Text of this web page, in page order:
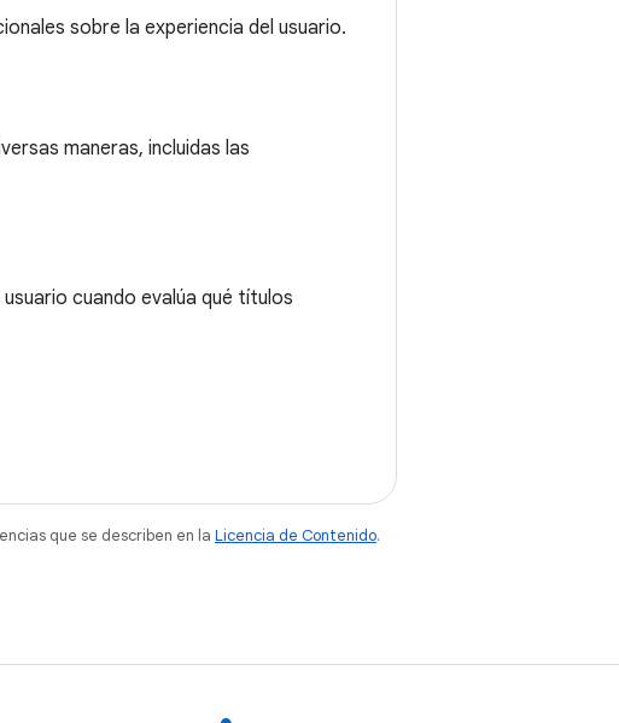
sobre la experiencia del usuario.
maneras, incluidas las
cuando evalúa qué títulos
que se describen en la Licencia de Contenido.